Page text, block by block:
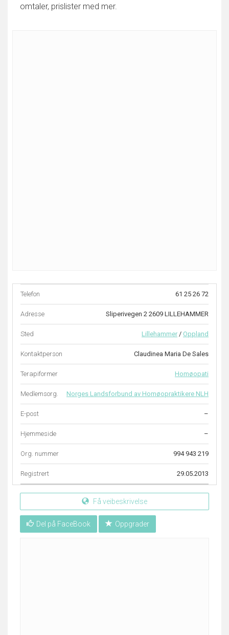
omtaler, prislister med mer.
Telefon 61 25 26 72
Adresse Sliperivegen 2 2609 LILLEHAMMER
Sted Lillehammer / Oppland
Kontaktperson Claudinea Maria De Sales
Terapiformer Homøopati
Medlemsorg. Norges Landsforbund av Homøopraktikere NLH
E-post –
Hjemmeside –
Org. nummer 994 943 219
Registrert 29.05.2013
Få veibeskrivelse
Del på FaceBook Oppgrader